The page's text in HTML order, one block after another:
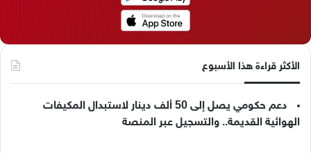
الأكثر قراءة هذا الأسبوع
دعم حكومي يصل إلى 50 ألف دينار لاستبدال المكيفات
الهوائية القديمة.. والتسجيل عبر المنصة